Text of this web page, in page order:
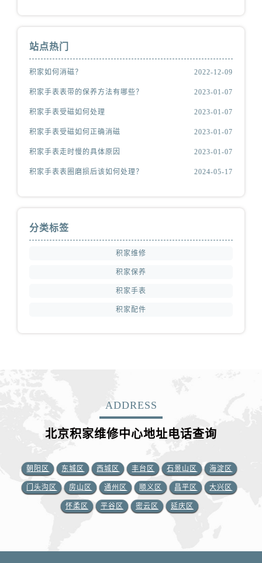
站点热门
积家如何消磁？ 2022-12-09
积家手表表带的保养方法有哪些？ 2023-01-07
积家手表受磁如何处理 2023-01-07
积家手表受磁如何正确消磁 2023-01-07
积家手表走时慢的具体原因 2023-01-07
积家手表表圈磨损后该如何处理？ 2024-05-17
分类标签
积家维修
积家保养
积家手表
积家配件
ADDRESS
北京积家维修中心地址电话查询
朝阳区 东城区 西城区 丰台区 石景山区 海淀区
门头沟区 房山区 通州区 顺义区 昌平区 大兴区
怀柔区 平谷区 密云区 延庆区